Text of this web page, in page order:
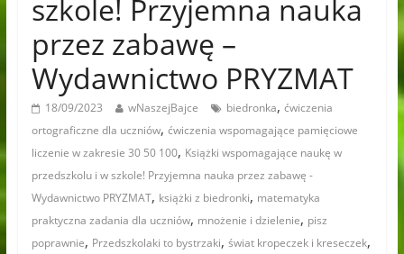
szkole! Przyjemna nauka
przez zabawę –
Wydawnictwo PRYZMAT
18/09/2023 wNaszejBajce biedronka, ćwiczenia
ortograficzne dla uczniów, ćwiczenia wspomagające pamięciowe
liczenie w zakresie 30 50 100, Książki wspomagające naukę w
przedszkolu i w szkole! Przyjemna nauka przez zabawę -
Wydawnictwo PRYZMAT, książki z biedronki, matematyka
praktyczna zadania dla uczniów, mnożenie i dzielenie, pisz
poprawnie, Przedszkolaki to bystrzaki, świat kropeczek i kreseczek,